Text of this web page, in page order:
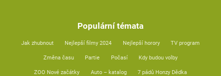
Populární témata
Jak zhubnout Nejlepší filmy 2024 Nejlepší horory TV program
Změna času Partie Počasí Kdy budou volby
ZOO Nové začátky Auto – katalog 7 pádů Honzy Dědka